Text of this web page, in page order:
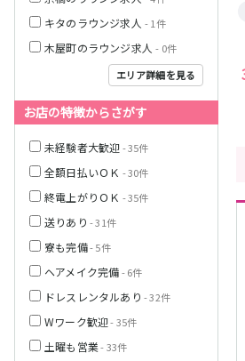
キタのラウンジ求人 - 1件
木屋町のラウンジ求人- 0件
エリア詳細を見る
お店の特徴からさがす
未経験者大歓迎- 35件
全額日払いＯＫ - 30件
終電上がりＯＫ - 35件
送りあり - 31件
寮も完備- 5件
ヘアメイク完備- 6件
ドレスレンタルあり - 32件
Wワーク歓迎- 35件
土曜も営業- 33件
Osaka
堂筋線
わかやま電
JR東海道本